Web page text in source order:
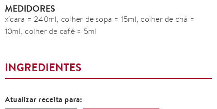
MEDIDORES
xícara = 240ml, colher de sopa = 15ml, colher de chá =
10ml, colher de café = 5ml
INGREDIENTES
Atualizar receita para: